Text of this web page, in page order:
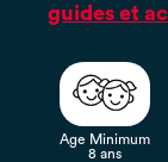
guides et
Age Minimum
8 ans